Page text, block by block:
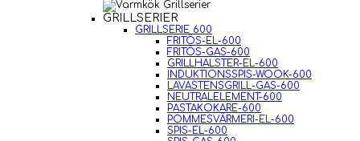
GRILLSERIER
GRILLSERIE 600
FRITÖS-EL-600
FRITÖS-GAS-600
GRILLHALSTER-EL-600
INDUKTIONSSPIS-WOOK-600
LAVASTENSGRILL-GAS-600
NEUTRALELEMENT-600
PASTAKOKARE-600
POMMESVÄRMERI-EL-600
SPIS-EL-600